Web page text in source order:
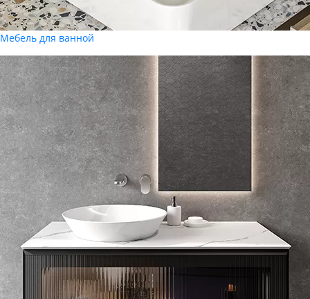
Мебель для ванной